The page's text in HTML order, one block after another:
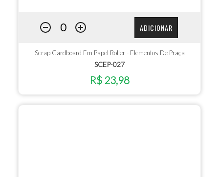
ADICIONAR
Scrap Cardboard Em Papel Roller - Elementos De Praça
SCEP-027
R$ 23,98